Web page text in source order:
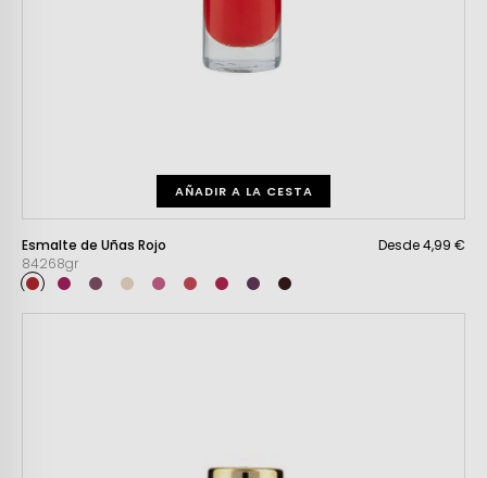
AÑADIR A LA CESTA
Esmalte de Uñas Rojo
84268gr
Desde 4,99 €